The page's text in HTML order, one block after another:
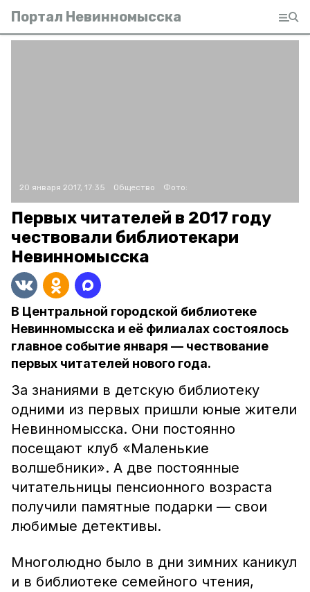
Портал Невинномысска
20 января 2017, 17:35 Общество Фото:
Первых читателей в 2017 году
чествовали библиотекари
Невинномысска
В Центральной городской библиотеке
Невинномысска и её филиалах состоялось
главное событие января — чествование
первых читателей нового года.
За знаниями в детскую библиотеку
одними из первых пришли юные жители
Невинномысска. Они постоянно
посещают клуб «Маленькие
волшебники». А две постоянные
читательницы пенсионного возраста
получили памятные подарки — свои
любимые детективы.
Многолюдно было в дни зимних каникул
и в библиотеке семейного чтения,